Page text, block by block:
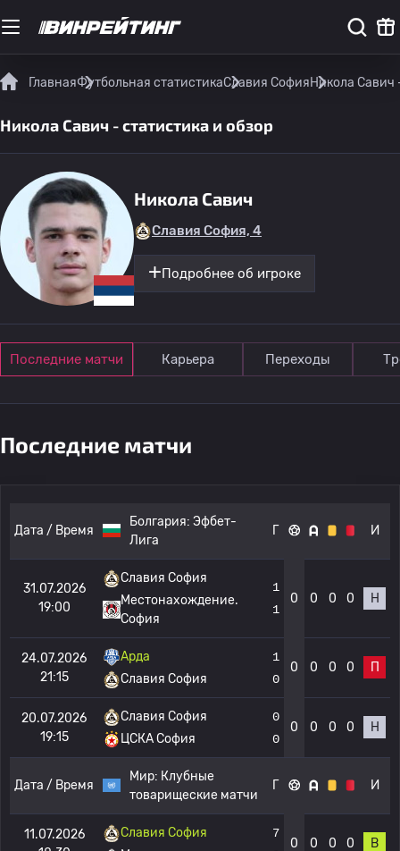
ГлавнаяФутбольная статистикаСлавия СофияНикола Савич
Никола Савич - статистика и обзор
Никола Савич
Славия София, 4
Подробнее об игроке
Последние матчи Карьера Переходы
Последние матчи
Дата / Время
Болгария: Эфбет-
Лига
Г И
31.07.2026
19:00
Славия София
Местонахождение.
София
1
1
0 0 0 0 Н
24.07.2026
21:15
Арда
Славия София
1
0
0 0 0 0 П
20.07.2026
19:15
Славия София
ЦСКА София
0
0
0 0 0 0 Н
Дата / Время
Мир: Клубные
товарищеские матчи
Г И
11.07.2026
Славия София
7
0 0 0 0 В